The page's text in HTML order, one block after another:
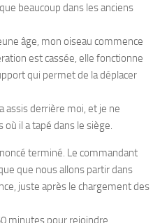
beaucoup dans les anciens
âge, mon oiseau commence
est cassée, elle fonctionne
qui permet de la déplacer
assis derrière moi, et je ne
il a tapé dans le siège.
terminé. Le commandant
que nous allons partir dans
juste après le chargement des
minutes pour rejoindre